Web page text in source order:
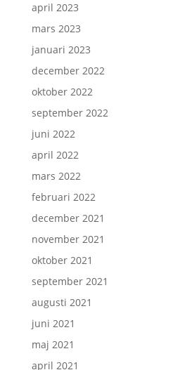
april 2023
mars 2023
januari 2023
december 2022
oktober 2022
september 2022
juni 2022
april 2022
mars 2022
februari 2022
december 2021
november 2021
oktober 2021
september 2021
augusti 2021
juni 2021
maj 2021
april 2021